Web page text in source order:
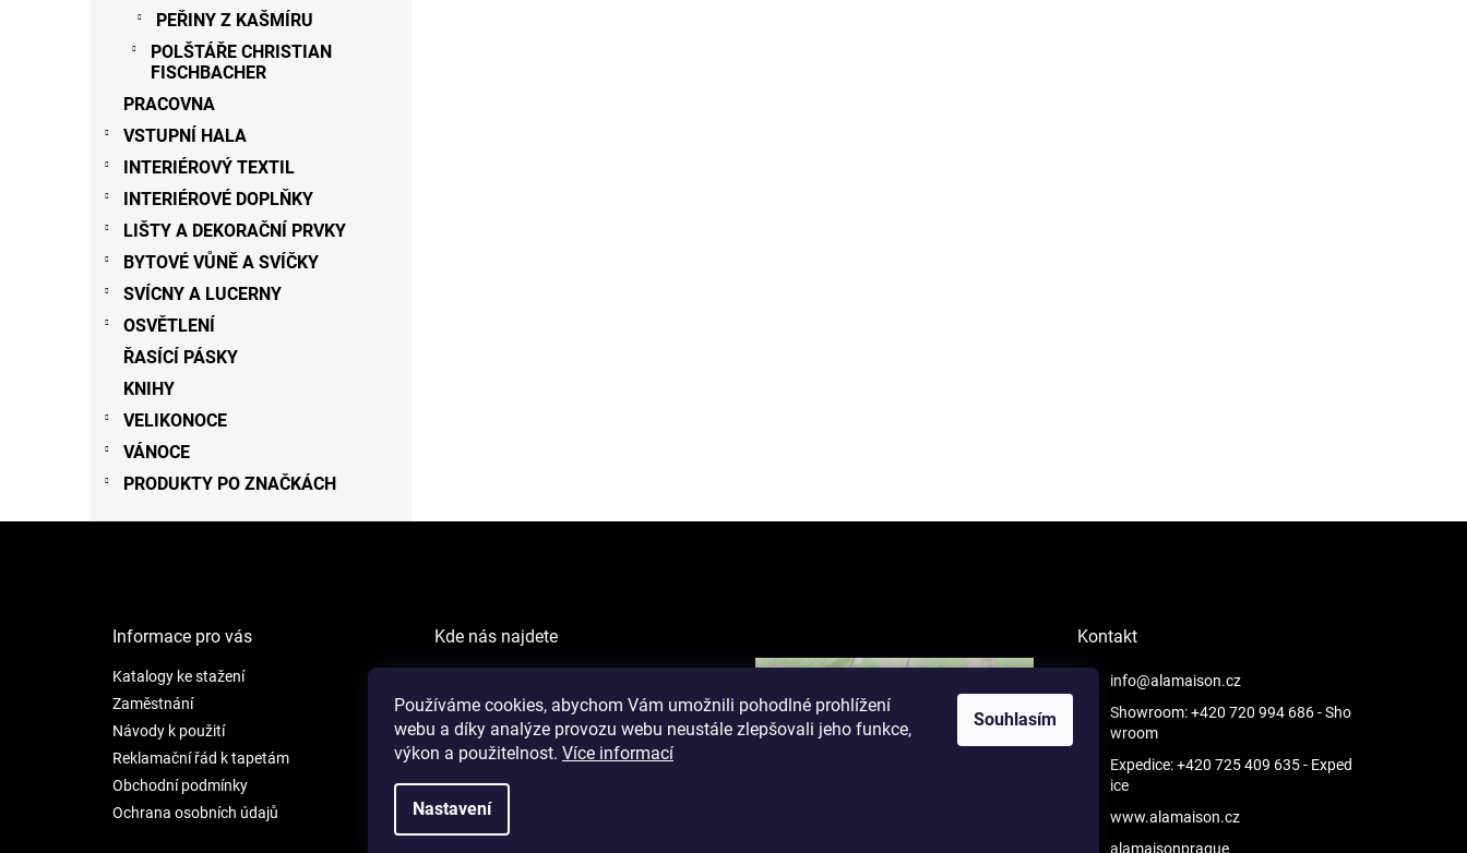
Používáme cookies, abychom Vám umožnili pohodlné prohlížení
webu a díky analýze provozu webu neustále zlepšovali jeho funkce,
výkon a použitelnost. Více informací
Nastavení
Souhlasím
PEŘINY Z KAŠMÍRU
POLŠTÁŘE CHRISTIAN
FISCHBACHER
PRACOVNA
VSTUPNÍ HALA
INTERIÉROVÝ TEXTIL
INTERIÉROVÉ DOPLŇKY
LIŠTY A DEKORAČNÍ PRVKY
BYTOVÉ VŮNĚ A SVÍČKY
SVÍCNY A LUCERNY
OSVĚTLENÍ
ŘASÍCÍ PÁSKY
KNIHY
VELIKONOCE
VÁNOCE
PRODUKTY PO ZNAČKÁCH
Informace pro vás
Katalogy ke stažení
Zaměstnání
Návody k použití
Reklamační řád k tapetám
Obchodní podmínky
Ochrana osobních údajů
Kde nás najdete
Šafránkova 1238/1
Praha 5
Po - Pá: 9 - 19 hodin
So: 9 - 17 hodin
Kontakt
info@alamaison.cz
Showroom: +420 720 994 686- Sho
wroom
Expedice: +420 725 409 635- Exped
ice
www.alamaison.cz
alamaisonprague